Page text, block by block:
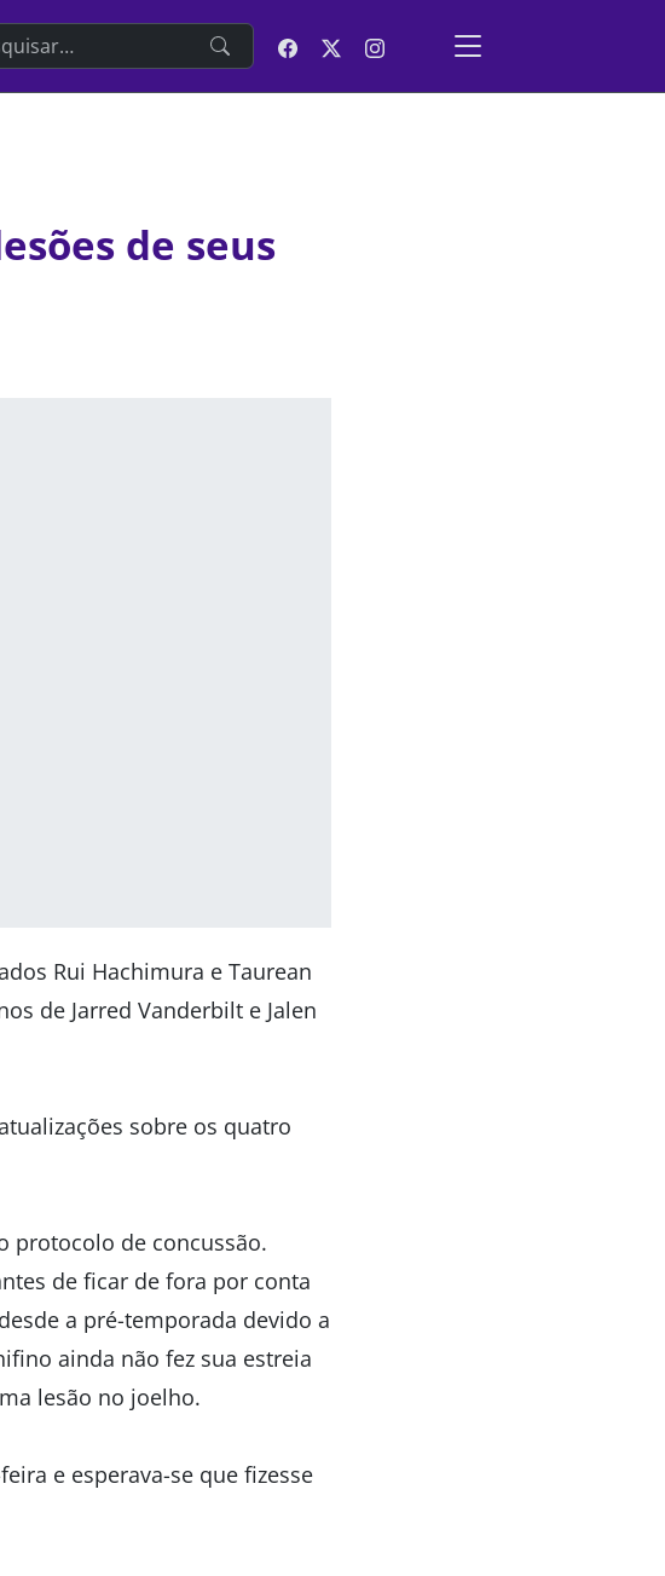
the website
de seus
Rui Hachimura e Taurean
de Jarred Vanderbilt e Jalen
sobre os quatro
protocolo de concussão.
de ficar de fora por conta
a pré-temporada devido a
ainda não fez sua estreia
lesão no joelho.
e esperava-se que fizesse